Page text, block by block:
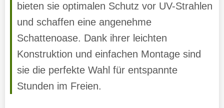
bieten sie optimalen Schutz vor UV-Strahlen
und schaffen eine angenehme
Schattenoase. Dank ihrer leichten
Konstruktion und einfachen Montage sind
sie die perfekte Wahl für entspannte
Stunden im Freien.